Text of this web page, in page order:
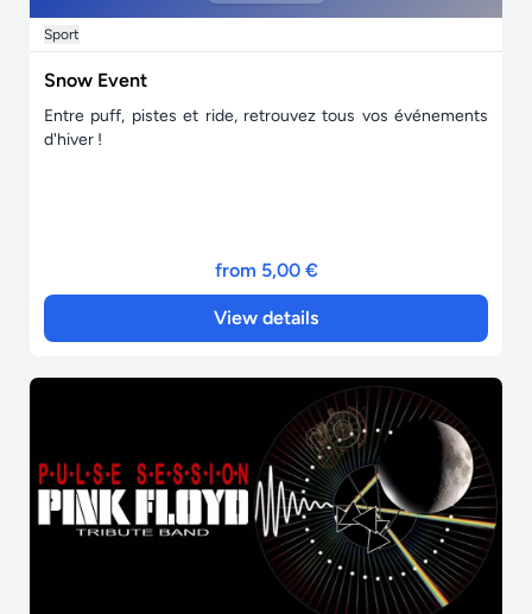
Sport
Snow Event
Entre puff, pistes et ride, retrouvez tous vos événements
d'hiver !
from 5,00 €
View details